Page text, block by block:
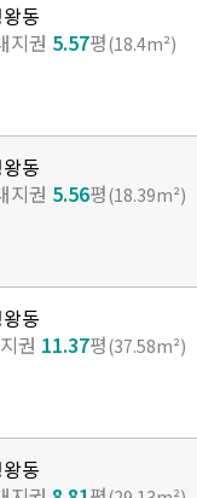
동
지권 5.57평(18.4m²)
동
지권 5.56평(18.39m²)
동
권 11.37평(37.58m²)
동